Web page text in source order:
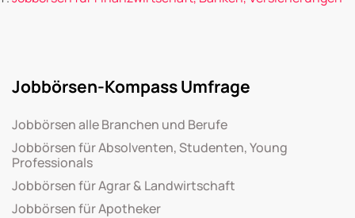
Jobbörsen-Kompass Umfrage
Jobbörsen alle Branchen und Berufe
Jobbörsen für Absolventen, Studenten, Young
Professionals
Jobbörsen für Agrar & Landwirtschaft
Jobbörsen für Apotheker